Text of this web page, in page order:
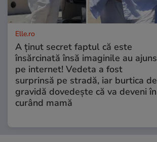
Elle.ro
A ținut secret faptul că este
însărcinată însă imaginile au ajuns
pe internet! Vedeta a fost
surprinsă pe stradă, iar burtica de
gravidă dovedește că va deveni în
curând mamă